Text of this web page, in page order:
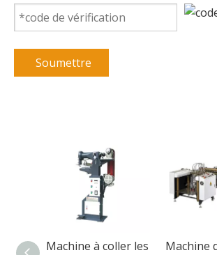
Soumettre
Machine à coller les
Machine